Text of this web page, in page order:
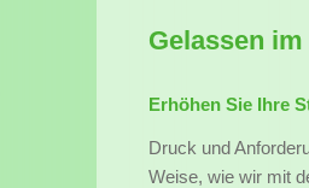
Gelassen
Erhöhen Sie Ihre
Druck und
Weise, wie wir mit